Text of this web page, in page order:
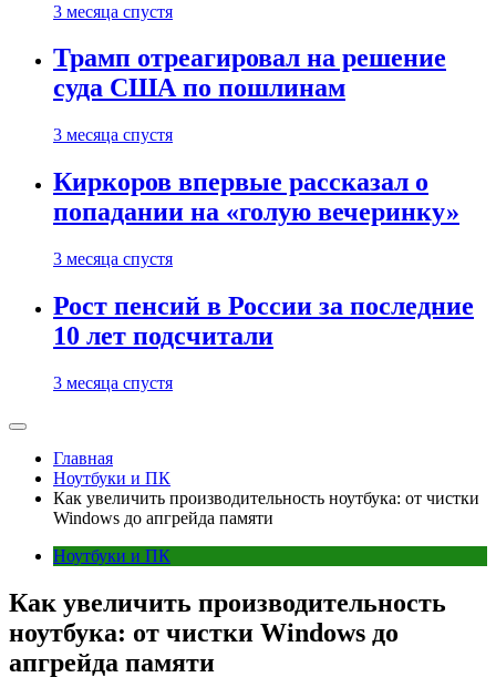
3 месяца спустя
Трамп отреагировал на решение
суда США по пошлинам
3 месяца спустя
Киркоров впервые рассказал о
попадании на «голую вечеринку»
3 месяца спустя
Рост пенсий в России за последние
10 лет подсчитали
3 месяца спустя
Главная
Ноутбуки и ПК
Как увеличить производительность ноутбука: от чистки
Windows до апгрейда памяти
Ноутбуки и ПК
Как увеличить производительность
ноутбука: от чистки Windows до
апгрейда памяти